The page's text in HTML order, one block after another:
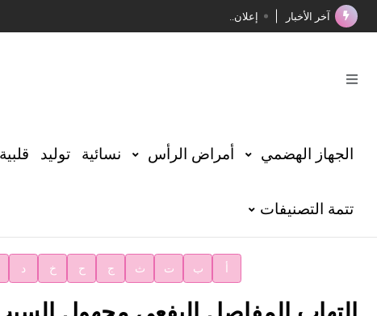
آخر الأخبار إعلان..
توصيات مجلس الإدارة
الأستاذ إياد خالد الطباع مدير عام لهيئة الموسوعة العربية
الجهاز الهضمي أمراض الرأس نسائية توليد قلبية
تتمة التصنيفات
ب ت ث ج ح خ د